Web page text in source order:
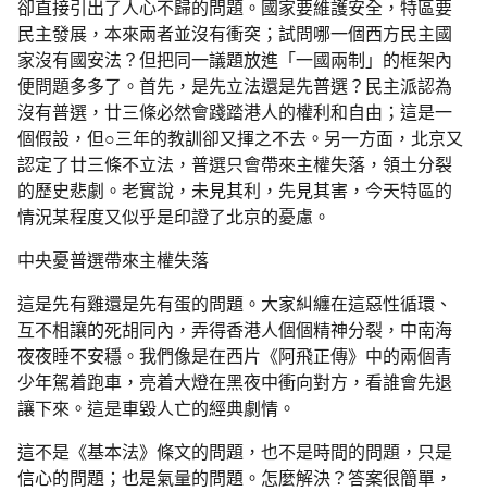
卻直接引出了人心不歸的問題。國家要維護安全，特區要
民主發展，本來兩者並沒有衝突；試問哪一個西方民主國
家沒有國安法？但把同一議題放進「一國兩制」的框架內
便問題多多了。首先，是先立法還是先普選？民主派認為
沒有普選，廿三條必然會踐踏港人的權利和自由；這是一
個假設，但○三年的教訓卻又揮之不去。另一方面，北京又
認定了廿三條不立法，普選只會帶來主權失落，領土分裂
的歷史悲劇。老實說，未見其利，先見其害，今天特區的
情況某程度又似乎是印證了北京的憂慮。
中央憂普選帶來主權失落
這是先有雞還是先有蛋的問題。大家糾纏在這惡性循環、
互不相讓的死胡同內，弄得香港人個個精神分裂，中南海
夜夜睡不安穩。我們像是在西片《阿飛正傳》中的兩個青
少年駕着跑車，亮着大燈在黑夜中衝向對方，看誰會先退
讓下來。這是車毀人亡的經典劇情。
這不是《基本法》條文的問題，也不是時間的問題，只是
信心的問題；也是氣量的問題。怎麼解決？答案很簡單，